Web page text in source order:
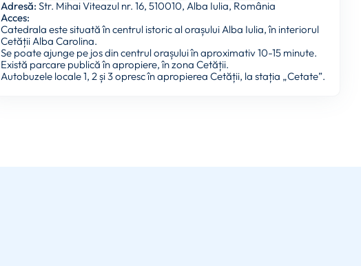
Adresă: Str. Mihai Viteazul nr. 16, 510010, Alba Iulia, România
Acces:
Catedrala este situată în centrul istoric al orașului Alba Iulia, în interiorul
Cetății Alba Carolina.
Se poate ajunge pe jos din centrul orașului în aproximativ 10-15 minute.
Există parcare publică în apropiere, în zona Cetății.
Autobuzele locale 1, 2 și 3 opresc în apropierea Cetății, la stația „Cetate”.